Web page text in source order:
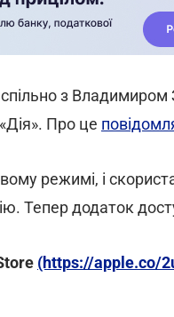
спільно з
Про це
режимі, і
Тепер додаток
(https://apple.co/